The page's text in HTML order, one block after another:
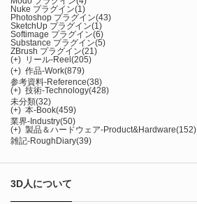
Nuke プラグイン(1)
Photoshop プラグイン(43)
SketchUp プラグイン(1)
Softimage プラグイン(6)
Substance プラグイン(5)
ZBrush プラグイン(21)
(+) リール-Reel(205)
(+) 作品-Work(879)
参考資料-Reference(38)
(+) 技術-Technology(428)
未分類(32)
(+) 本-Book(459)
業界-Industry(50)
(+) 製品＆ハードウェア-Product&Hardware(152)
雑記-RoughDiary(39)
3D人について